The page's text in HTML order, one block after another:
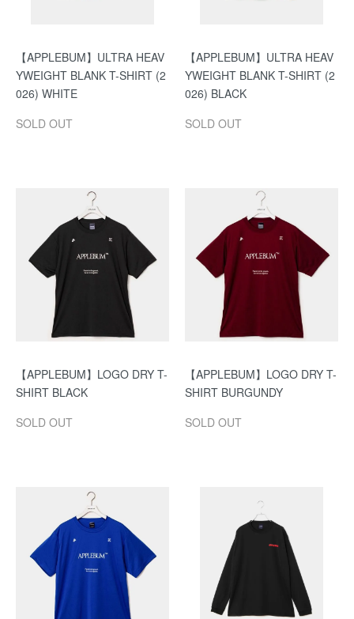
【APPLEBUM】ULTRA HEAV
YWEIGHT BLANK T-SHIRT (2
026) WHITE
SOLD OUT
【APPLEBUM】ULTRA HEAV
YWEIGHT BLANK T-SHIRT (2
026) BLACK
SOLD OUT
【APPLEBUM】LOGO DRY T-
SHIRT BLACK
SOLD OUT
【APPLEBUM】LOGO DRY T-
SHIRT BURGUNDY
SOLD OUT